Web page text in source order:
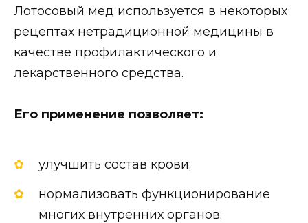
Лотосовый мед используется в некоторых
рецептах нетрадиционной медицины в
качестве профилактического и
лекарственного средства.
Его применение позволяет:
улучшить состав крови;
нормализовать функционирование
многих внутренних органов;